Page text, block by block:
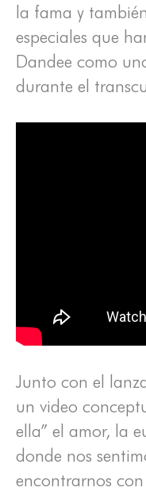
la fama y
especiales que
Dandee como
durante el
Junto con el
un video
ella” el amor, la
donde nos
encontrarnos